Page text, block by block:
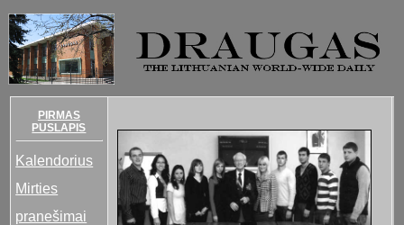
PIRMAS
PUSLAPIS
Kalendorius
Mirties
pranešimai